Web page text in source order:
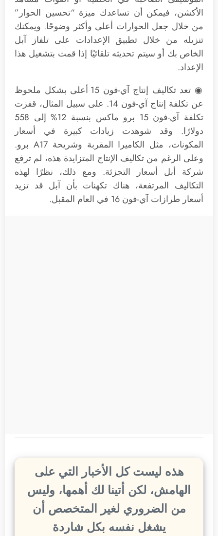
الأكشن، فيمكن أن تساعدك ميزة “تحسين الحوار”
من خلال جعل الحوارات أعلى وأكثر وضوحًا. ويمكنك
تنزيله من خلال تطبيق الإعدادات على تلفاز آبل
الخاص بك أو سيتم تحديثه تلقائيًا إذا قمت بتشغيل هذا
الإعداد.
◉ تعد تكاليف إنتاج آي-فون 15 أعلى بشكل ملحوظ
عن تكلفة إنتاج آي-فون 14. على سبيل المثال، قفزت
تكلفة آي-فون 15 برو ماكس بنسبة 12% إلى 558
دولارًا. وقد شوهدت زيادات كبيرة في أسعار
المكونات، مثل الكاميرا المقربة وشريحة A17 برو.
وعلى الرغم من تكاليف الإنتاج المتزايدة هذه، لم ترفع
شركة أبل أسعار التجزئة. ومع ذلك، نظرًا لهذه
التكاليف المرتفعة، هناك تكهنات بأن آبل قد تزيد
أسعار طرازات آي-فون 16 في العام المقبل.
هذه ليست كل الأخبار التي على
الهامش، لكن أتينا لك أهمها، وليس
من الضروري لغير المتخصص أن
يشغل نفسه بكل شاردة